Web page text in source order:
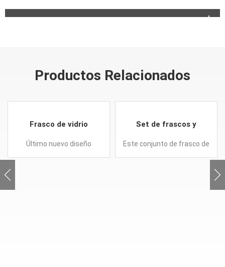
Productos Relacionados
Frasco de vidrio
cosmética.
Último nuevo diseño
ecológico 30g 50g Loción
Set de frascos y
lujo para el cuidado de
la piel cosmética
Este conjunto de frasco de
vidrio cosmético para el